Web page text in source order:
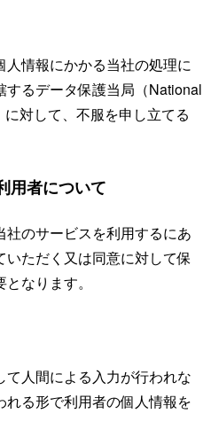
情報にかかる当社の処理に
るデータ保護当局（National
対して、不服を申し立てる
者について
のサービスを利用するにあ
ただく又は同意に対して保
なります。
人間による入力が行われな
る形で利用者の個人情報を